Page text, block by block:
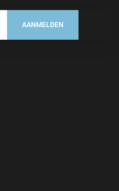
AANMELDEN